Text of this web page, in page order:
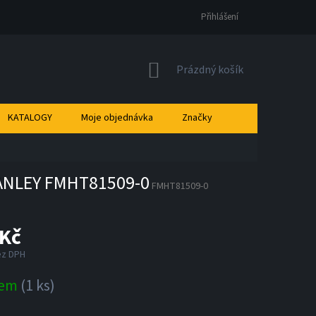
Přihlášení
NÁKUPNÍ
Prázdný košík
KATALOGY Moje objednávka Značky
FMHT81509-0 FMHT81509-0
DPH
(1 ks)